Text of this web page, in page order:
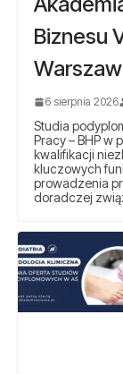
Biznesu
6 sierpnia 2026
Studia
Pracy – BHP w
kwalifikacji
kluczowych
prowadzenia
doradczej